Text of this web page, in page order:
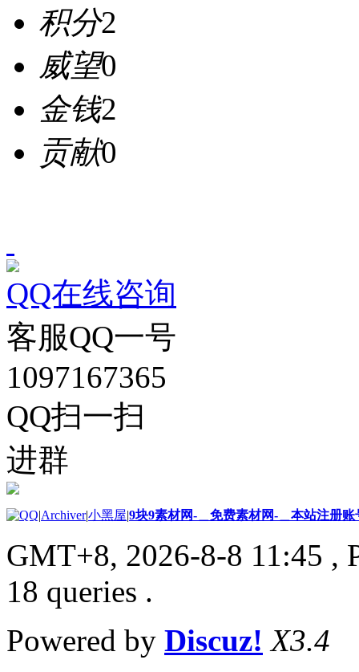
积分2
威望0
金钱2
贡献0
QQ在线咨询
客服QQ一号
1097167365
QQ扫一扫
进群
|Archiver|小黑屋|9块9素材网-＿免费素材网-＿本站注册账
GMT+8, 2026-8-8 11:45 ,
18 queries .
Powered by Discuz! X3.4